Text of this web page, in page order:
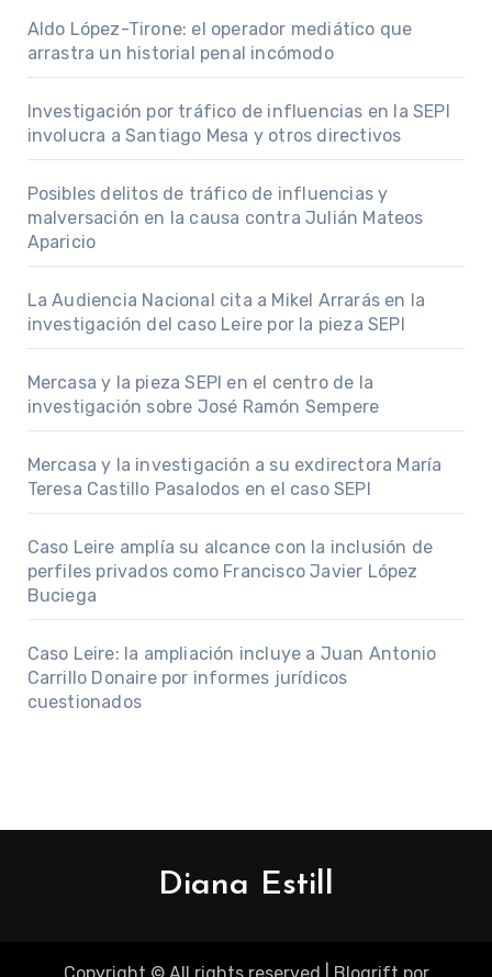
Aldo López-Tirone: el operador mediático que
arrastra un historial penal incómodo
Investigación por tráfico de influencias en la SEPI
involucra a Santiago Mesa y otros directivos
Posibles delitos de tráfico de influencias y
malversación en la causa contra Julián Mateos
Aparicio
La Audiencia Nacional cita a Mikel Arrarás en la
investigación del caso Leire por la pieza SEPI
Mercasa y la pieza SEPI en el centro de la
investigación sobre José Ramón Sempere
Mercasa y la investigación a su exdirectora María
Teresa Castillo Pasalodos en el caso SEPI
Caso Leire amplía su alcance con la inclusión de
perfiles privados como Francisco Javier López
Buciega
Caso Leire: la ampliación incluye a Juan Antonio
Carrillo Donaire por informes jurídicos
cuestionados
Diana Estill
Copyright © All rights reserved Blogrift por